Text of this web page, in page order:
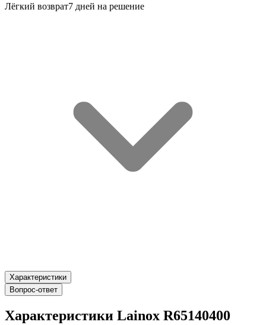
Лёгкий возврат7 дней на решение
Характеристики
Вопрос-ответ
Характеристики Lainox R65140400